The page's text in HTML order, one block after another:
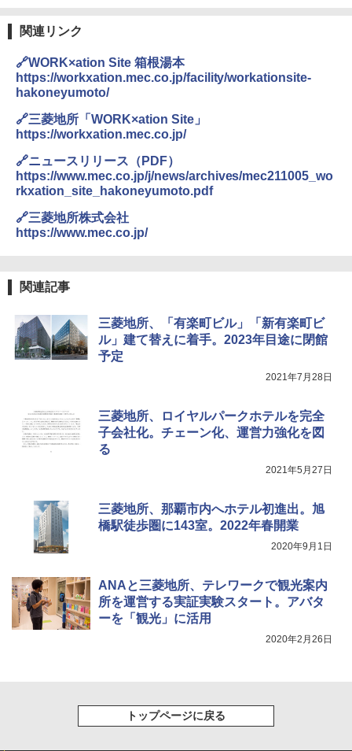
ァキア 2026～2027 地球の歩き方A ヨーロッ
パ
￥2,277
新しい日本地理 地図・統計・移動から読み
解く (講談社現代新書)
￥1,540
ENDLESS BASE 《めざましテレビで紹介》
テント ワンタッチ RENEW 幅200 2-3人用 43
500002(88859)
￥5,999
[キャンパーズコレクション 山善] 傘みたいに
広げるだけ パッとサッとテント ブラックコ
ーティング フルクローズ メッシュ 3-4人用
簡単設置 ポップアップテント エクルベージ
ュ(BC仕様) PATC-150B(EB)
￥9,990
人用 簡単設置 ポップアップテント PATC-15
0B エクルベージュ
￥6,459
熊撃退スプレー 熊よけスプレー 熊スプレー
【日本企業販売】超強力クマ対策スプレー 30
0ml（連続噴射30秒）110ml（連続噴射15
秒）射程5～10m 安全ロック搭載 携帯収納袋
付き ヒグマ・イノシシ対策 自治体・教育機
関の購入実績 登山・キャンプ・アウトドア・
防災用品 長期保存可能 緊急時用 日本国内発
送
￥3,680
ンパクト多機能設計 持ち運び便利 アウトド
ア/オフィス/教育現場/展示会用 緑
関連リンク
🔗WORK×ation Site 箱根湯本
https://workxation.mec.co.jp/facility/workationsite-
hakoneyumoto/
🔗三菱地所「WORK×ation Site」
https://workxation.mec.co.jp/
🔗ニュースリリース（PDF）
https://www.mec.co.jp/j/news/archives/mec211005_wo
rkxation_site_hakoneyumoto.pdf
🔗三菱地所株式会社
https://www.mec.co.jp/
関連記事
三菱地所、「有楽町ビル」「新有楽町ビ
ル」建て替えに着手。2023年目途に閉館
予定
2021年7月28日
三菱地所、ロイヤルパークホテルを完全
子会社化。チェーン化、運営力強化を図
る
2021年5月27日
三菱地所、那覇市内へホテル初進出。旭
橋駅徒歩圏に143室。2022年春開業
2020年9月1日
ANAと三菱地所、テレワークで観光案内
所を運営する実証実験スタート。アバタ
ーを「観光」に活用
2020年2月26日
トップページに戻る